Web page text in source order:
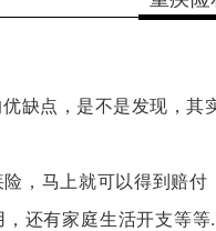
缺点 ， 是不是发现 ，其
， 马上就可以得到赔付
， 还有家庭生活开支等等